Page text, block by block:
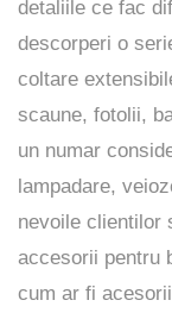
detaliile ce fac
descorperi o
coltare
scaune, fotolii,
un numar
lampadare,
nevoile clientilor
accesorii pentru
cum ar fi